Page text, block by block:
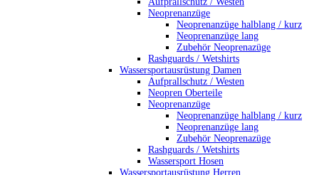
Neoprenanzüge
Neoprenanzüge halblang / kurz
Neoprenanzüge lang
Zubehör Neoprenazüge
Rashguards / Wetshirts
Wassersportausrüstung Damen
Aufprallschutz / Westen
Neopren Oberteile
Neoprenanzüge
Neoprenanzüge halblang / kurz
Neoprenanzüge lang
Zubehör Neoprenazüge
Rashguards / Wetshirts
Wassersport Hosen
Wassersportausrüstung Herren